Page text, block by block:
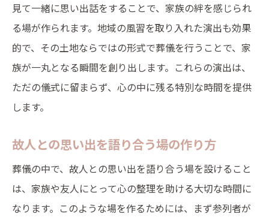
見て一緒に思い出話をすることで、家族の絆を感じられ
る場が作られます。地域の風習を取り入れた演出も効果
的で、その土地ならではの形式で葬儀を行うことで、家
族が一丸となる瞬間を創り出します。これらの演出は、
ただの儀式に留まらず、心の中に残る特別な時間を提供
します。
故人との思い出を語り合う場の作り方
葬儀の中で、故人との思い出を語り合う場を設けること
は、家族や友人にとって心の整理を助ける大切な時間に
なります。このような場を作るためには、まず参列者が